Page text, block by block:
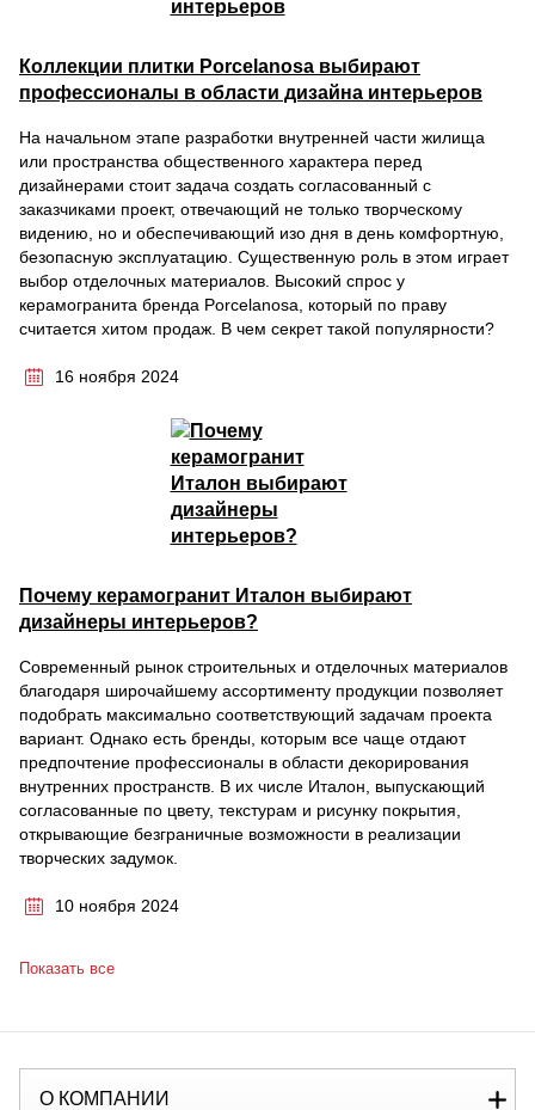
Коллекции плитки Porcelanosa выбирают
профессионалы в области дизайна интерьеров
На начальном этапе разработки внутренней части жилища
или пространства общественного характера перед
дизайнерами стоит задача создать согласованный с
заказчиками проект, отвечающий не только творческому
видению, но и обеспечивающий изо дня в день комфортную,
безопасную эксплуатацию. Существенную роль в этом играет
выбор отделочных материалов. Высокий спрос у
керамогранита бренда Porcelanosa, который по праву
считается хитом продаж. В чем секрет такой популярности?
16 ноября 2024
Почему керамогранит Италон выбирают
дизайнеры интерьеров?
Современный рынок строительных и отделочных материалов
благодаря широчайшему ассортименту продукции позволяет
подобрать максимально соответствующий задачам проекта
вариант. Однако есть бренды, которым все чаще отдают
предпочтение профессионалы в области декорирования
внутренних пространств. В их числе Италон, выпускающий
согласованные по цвету, текстурам и рисунку покрытия,
открывающие безграничные возможности в реализации
творческих задумок.
10 ноября 2024
Показать все
О КОМПАНИИ